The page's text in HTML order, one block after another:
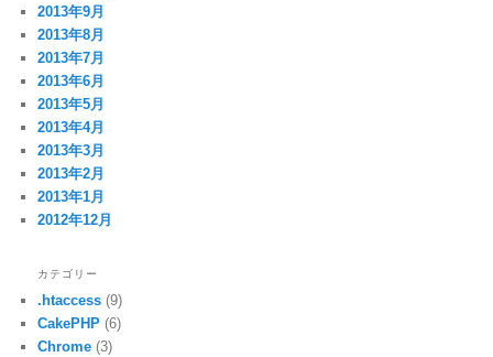
2013年9月
2013年8月
2013年7月
2013年6月
2013年5月
2013年4月
2013年3月
2013年2月
2013年1月
2012年12月
カテゴリー
.htaccess (9)
CakePHP (6)
Chrome (3)